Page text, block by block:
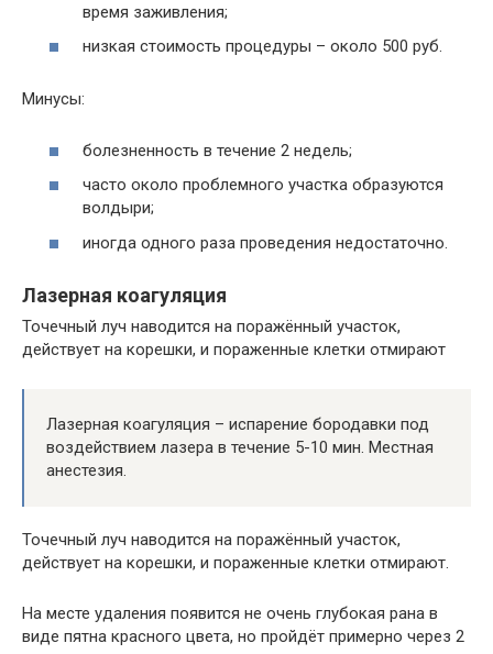
время заживления;
низкая стоимость процедуры – около 500 руб.
Минусы:
болезненность в течение 2 недель;
часто около проблемного участка образуются
волдыри;
иногда одного раза проведения недостаточно.
Лазерная коагуляция
Точечный луч наводится на поражённый участок,
действует на корешки, и пораженные клетки отмирают
Лазерная коагуляция – испарение бородавки под
воздействием лазера в течение 5-10 мин. Местная
анестезия.
Точечный луч наводится на поражённый участок,
действует на корешки, и пораженные клетки отмирают.
На месте удаления появится не очень глубокая рана в
виде пятна красного цвета, но пройдёт примерно через 2